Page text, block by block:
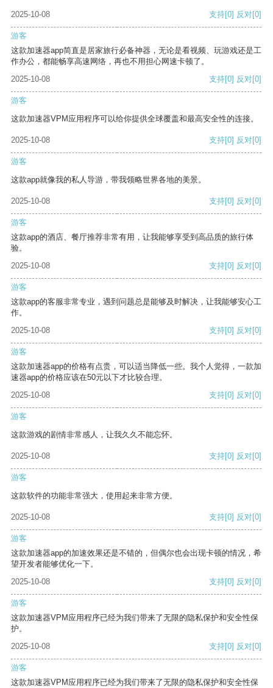
2025-10-08 支持[0] 反对[0]
游客
这款加速器app简直是居家旅行必备神器，无论是看视频、玩游戏还是工
作办公，都能畅享高速网络，再也不用担心网速卡顿了。
2025-10-08
支持[0] 反对[0]
游客
这款加速器VPM应用程序可以给你提供全球覆盖和最高安全性的连接。
2025-10-08 支持[0] 反对[0]
游客
这款app就像我的私人导游，带我领略世界各地的美景。
2025-10-08 支持[0] 反对[0]
游客
这款app的酒店、餐厅推荐非常有用，让我能够享受到高品质的旅行体
验。
2025-10-08
支持[0] 反对[0]
游客
这款app的客服非常专业，遇到问题总是能够及时解决，让我能够安心工
作。
2025-10-08
支持[0] 反对[0]
游客
这款加速器app的价格有点贵，可以适当降低一些。我个人觉得，一款加
速器app的价格应该在50元以下才比较合理。
2025-10-08
支持[0] 反对[0]
游客
这款游戏的剧情非常感人，让我久久不能忘怀。
2025-10-08 支持[0] 反对[0]
游客
这款软件的功能非常强大，使用起来非常方便。
2025-10-08 支持[0] 反对[0]
游客
这款加速器app的加速效果还是不错的，但偶尔也会出现卡顿的情况，希
望开发者能够优化一下。
2025-10-08
支持[0] 反对[0]
游客
这款加速器VPM应用程序已经为我们带来了无限的隐私保护和安全性保
护。
2025-10-08
支持[0] 反对[0]
游客
这款加速器VPM应用程序已经为我们带来了无限的隐私保护和安全性保